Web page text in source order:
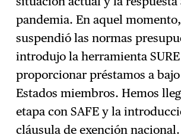
pandemia. En aquel
suspendió las normas
introdujo la herramienta
proporcionar préstamos a
Estados miembros. Hemos
etapa con SAFE y la
cláusula de exención